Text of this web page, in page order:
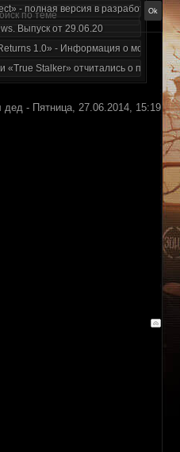
- полная версия в разработке!
Выпуск от 29.06.20
1.0» - Информация о моде за
«True Stalker» отчитались о
дед - Пятница, 27.06.2014, 15:19